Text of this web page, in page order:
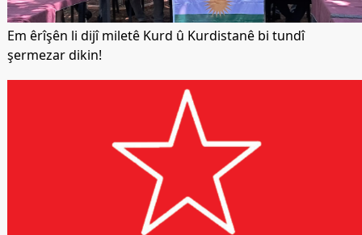
Em êrîşên li dijî miletê Kurd û Kurdistanê bi tundî
şermezar dikin!